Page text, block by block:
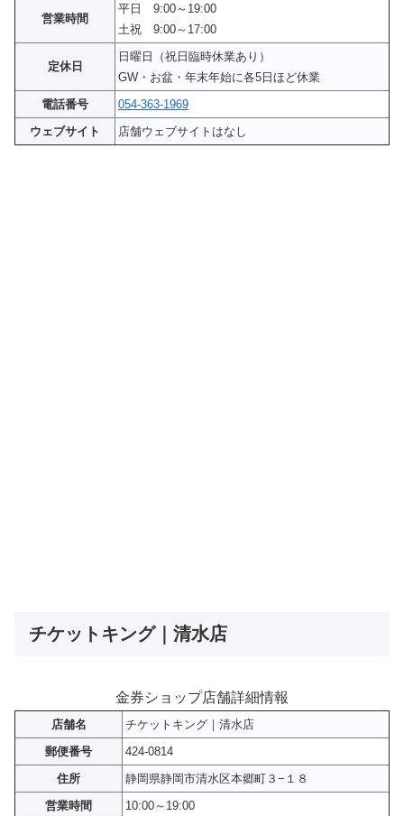
営業時間
平日 9:00～19:00
土祝 9:00～17:00
定休日
日曜日（祝日臨時休業あり）
GW・お盆・年末年始に各5日ほど休業
電話番号
054-363-1969
ウェブサイト
店舗ウェブサイトはなし
チケットキング｜清水店
金券ショップ店舗詳細情報
店舗名
チケットキング｜清水店
郵便番号
424-0814
住所
静岡県静岡市清水区本郷町３−１８
営業時間
10:00～19:00